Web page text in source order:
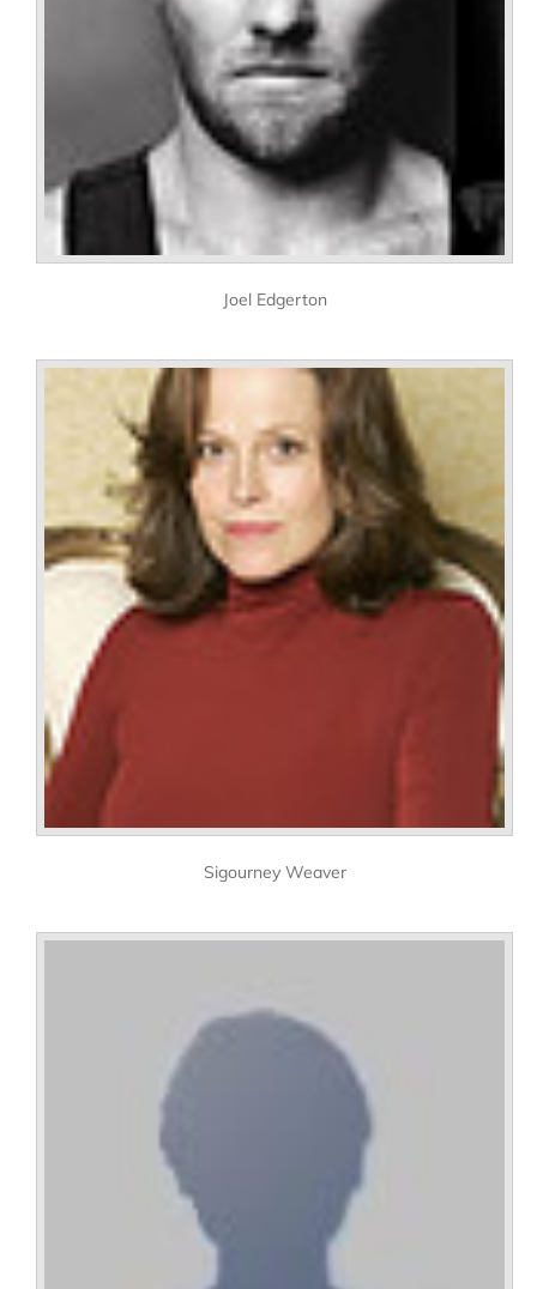
Joel Edgerton
Sigourney Weaver